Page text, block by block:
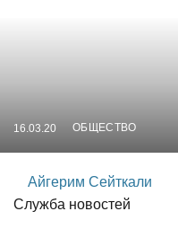
16.03.20 ОБЩЕСТВО
Айгерим Сейткали
Служба новостей